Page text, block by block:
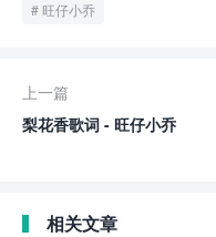
旺仔小乔
上一篇
梨花香歌词 - 旺仔小乔
相关文章